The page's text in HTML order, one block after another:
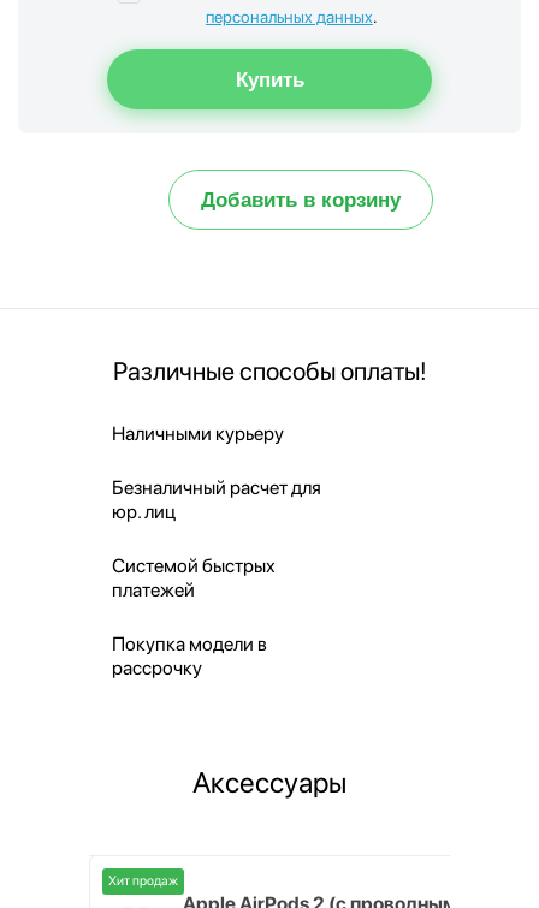
персональных данных.
Добавить в корзину
Различные способы оплаты!
Наличными курьеру
Безналичный расчет для
юр. лиц
Системой быстрых
платежей
Покупка модели в
рассрочку
Аксессуары
Хит продаж